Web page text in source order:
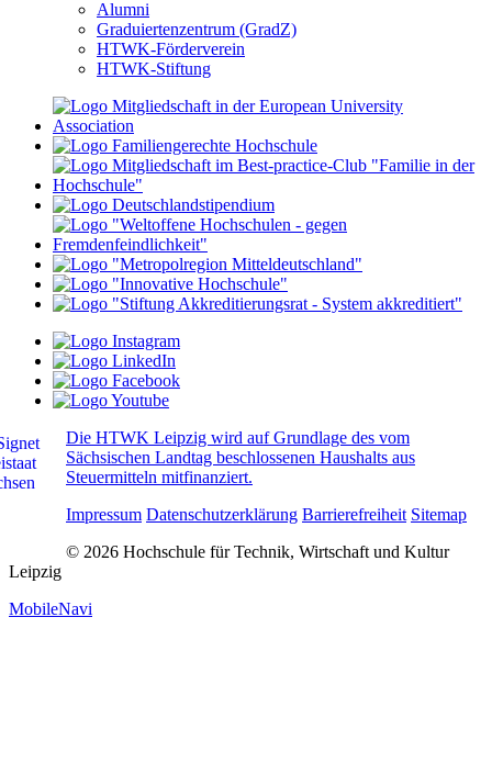
Alumni
Graduiertenzentrum (GradZ)
HTWK-Förderverein
HTWK-Stiftung
Die HTWK Leipzig wird auf Grundlage des vom
Sächsischen Landtag beschlossenen Haushalts aus
Steuermitteln mitfinanziert.
Impressum Datenschutzerklärung Barrierefreiheit Sitemap
© 2026 Hochschule für Technik, Wirtschaft und Kultur
Leipzig
MobileNavi